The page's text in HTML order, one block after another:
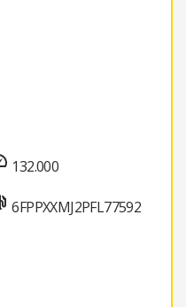
132.000
6FPPXXMJ2PFL77592